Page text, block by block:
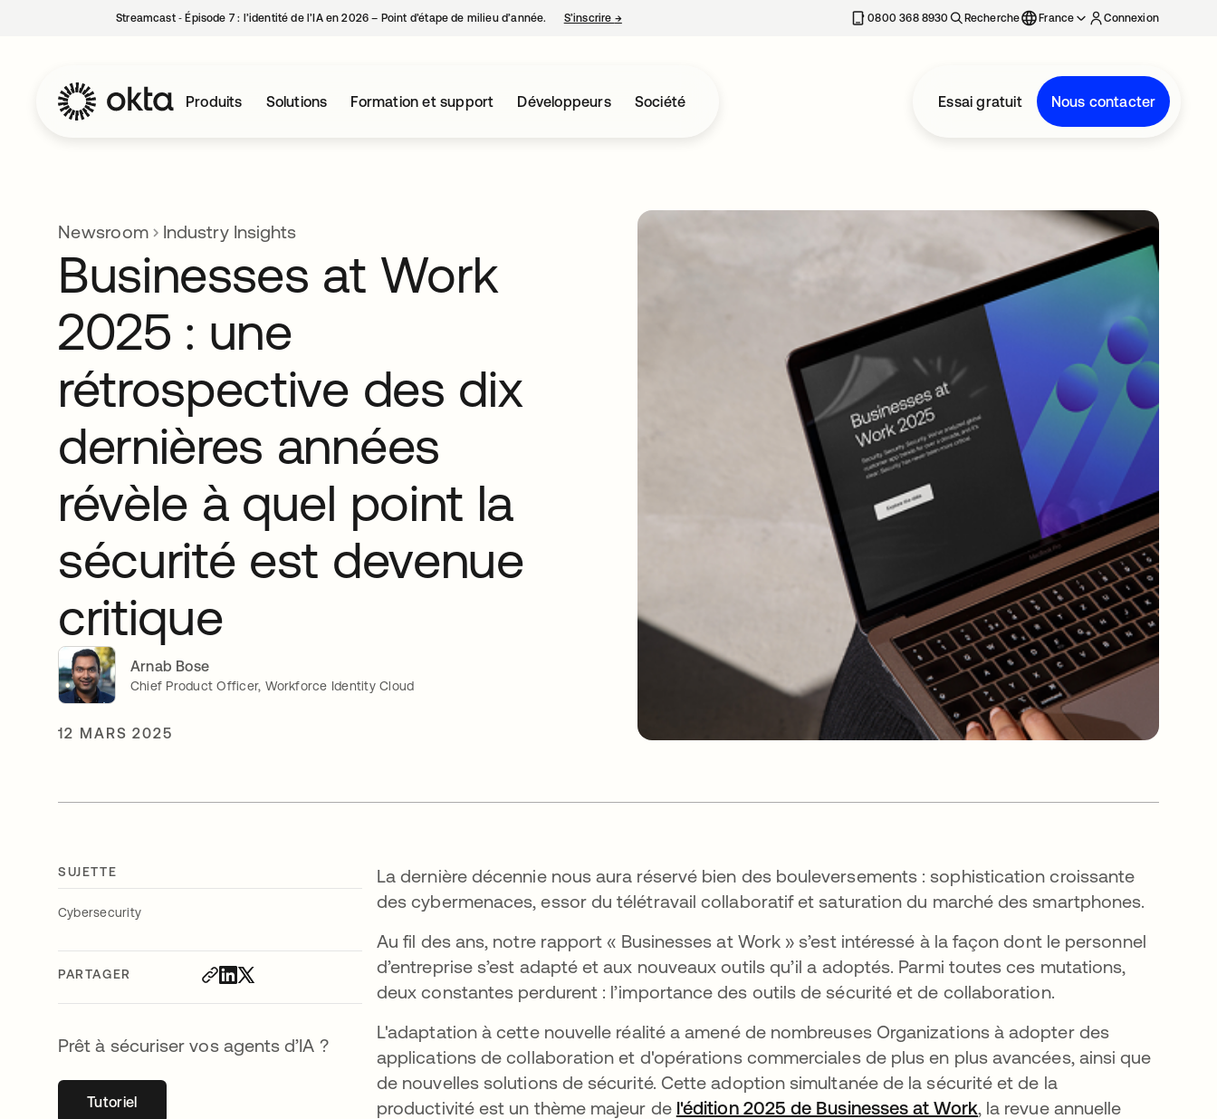
Streamcast ‑ Épisode 7 : l’identité de l’IA en 2026 – Point d’étape de milieu d’année. S’inscrire →s’ouvre dans un nouvel onglet 0800 368 8930 Recherche France Connexion
Produits Solutions Formation et support Développeurs Société Essai gratuit Nous contacter
Newsroom Industry Insights
Businesses at Work
2025 : une
rétrospective des dix
dernières années
révèle à quel point la
sécurité est devenue
critique
Arnab Bose
Chief Product Officer, Workforce Identity Cloud
12 MARS 2025
SUJETTE
Cybersecurity
PARTAGER
Prêt à sécuriser vos agents d’IA ?
Tutoriels’ouvre dans un nouvel onglet
La dernière décennie nous aura réservé bien des bouleversements : sophistication croissante
des cybermenaces, essor du télétravail collaboratif et saturation du marché des smartphones.
Au fil des ans, notre rapport « Businesses at Work » s’est intéressé à la façon dont le personnel
d’entreprise s’est adapté et aux nouveaux outils qu’il a adoptés. Parmi toutes ces mutations,
deux constantes perdurent : l’importance des outils de sécurité et de collaboration.
L'adaptation à cette nouvelle réalité a amené de nombreuses Organizations à adopter des
applications de collaboration et d'opérations commerciales de plus en plus avancées, ainsi que
de nouvelles solutions de sécurité. Cette adoption simultanée de la sécurité et de la
productivité est un thème majeur de l'édition 2025 de Businesses at Work, la revue annuelle